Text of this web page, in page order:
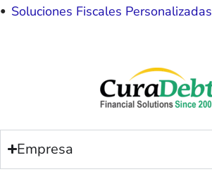
Soluciones Fiscales Personalizadas
Empresa